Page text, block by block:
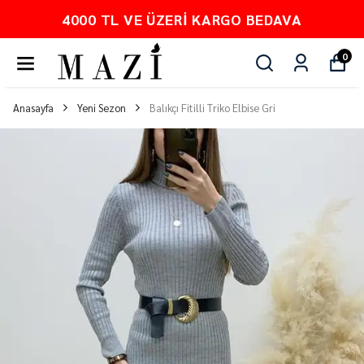
PEŞİN FİYATINA 3
0
Anasayfa Yeni Sezon Balıkçı Fitilli Triko Elbise Gri